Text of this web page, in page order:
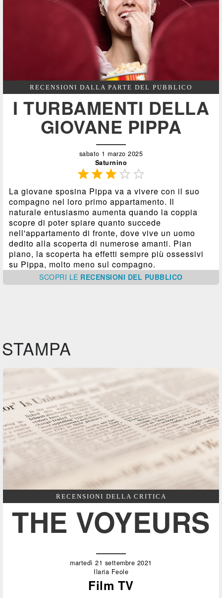
RECENSIONI DALLA PARTE DEL PUBBLICO
I TURBAMENTI DELLA
GIOVANE PIPPA
sabato 1 marzo 2025
Saturnino
 
La giovane sposina Pippa va a vivere con il suo
compagno nel loro primo appartamento. Il
naturale entusiasmo aumenta quando la coppia
scopre di poter spiare quanto succede
nell'appartamento di fronte, dove vive un uomo
dedito alla scoperta di numerose amanti. Pian
piano, la scoperta ha effetti sempre più ossessivi
su Pippa, molto meno sul compagno.
SCOPRI LE RECENSIONI DEL PUBBLICO
STAMPA
RECENSIONI DELLA CRITICA
THE VOYEURS
martedì 21 settembre 2021
Ilaria Feole
Film TV